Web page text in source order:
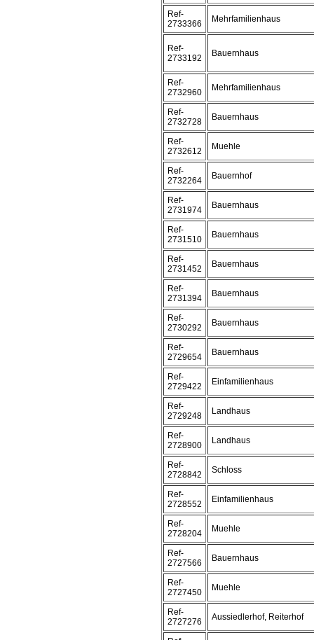
Ref-
2733366
Mehrfamilienhaus
Ref-
2733192
Bauernhaus
Ref-
2732960
Mehrfamilienhaus
Ref-
2732728
Bauernhaus
Ref-
2732612
Muehle
Ref-
2732264
Bauernhof
Ref-
2731974
Bauernhaus
Ref-
2731510
Bauernhaus
Ref-
2731452
Bauernhaus
Ref-
2731394
Bauernhaus
Ref-
2730292
Bauernhaus
Ref-
2729654
Bauernhaus
Ref-
2729422
Einfamilienhaus
Ref-
2729248
Landhaus
Ref-
2728900
Landhaus
Ref-
2728842
Schloss
Ref-
2728552
Einfamilienhaus
Ref-
2728204
Muehle
Ref-
2727566
Bauernhaus
Ref-
2727450
Muehle
Ref-
2727276
Aussiedlerhof, Reiterhof